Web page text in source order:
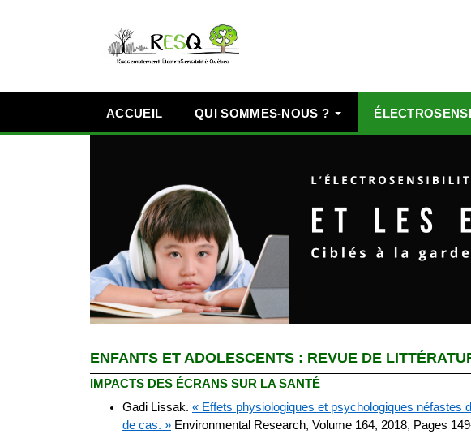
ACCUEIL QUI SOMMES-NOUS ?
ENFANTS ET ADOLESCENTS : REVUE DE
IMPACTS DES ÉCRANS SUR LA SANTÉ
Gadi Lissak. « Effets physiologiques et psychologiques néfastes
de cas. » Environmental Research, Volume 164, 2018, Pages